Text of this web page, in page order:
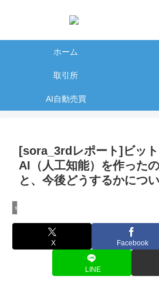
ホーム
取引所
AI自動売買
[sora_3rdレポート]ビッ
AI（人工知能）を作った
と、今後どうするかにつ
sora
X Facebook
LINE